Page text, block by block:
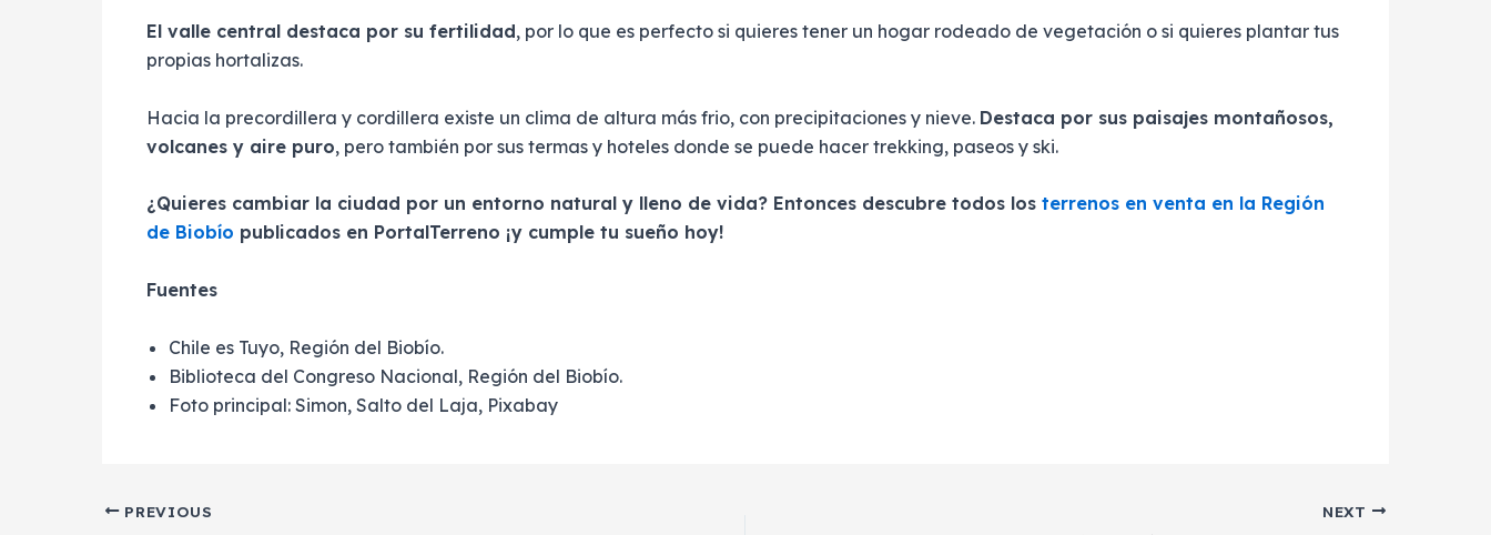
El valle central destaca por su fertilidad, por lo que es perfecto si quieres tener un hogar rodeado de vegetación o si quieres plantar tus
propias hortalizas.
Hacia la precordillera y cordillera existe un clima de altura más frio, con precipitaciones y nieve. Destaca por sus paisajes montañosos,
volcanes y aire puro, pero también por sus termas y hoteles donde se puede hacer trekking, paseos y ski.
¿Quieres cambiar la ciudad por un entorno natural y lleno de vida? Entonces descubre todos los terrenos en venta en la Región
de Biobío publicados en PortalTerreno ¡y cumple tu sueño hoy!
Fuentes
Chile es Tuyo, Región del Biobío.
Biblioteca del Congreso Nacional, Región del Biobío.
Foto principal: Simon, Salto del Laja, Pixabay
PostPREVIOUS NEXT